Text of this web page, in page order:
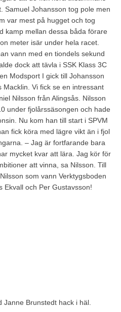
Samuel Johansson tog pole men
var mest på hugget och tog
kamp mellan dessa båda förare
meter isär under hela racet.
vann med en tiondels sekund
dock att tävla i SSK Klass 3C
Modsport I gick till Johansson
Vi fick se en intressant
Nilsson från Alingsås. Nilsson
under fjolårssäsongen och hade
Nu kom han till start i SPVM
fick köra med lägre vikt än i fjol
– Jag är fortfarande bara
mycket kvar att lära. Jag kör för
att vinna, sa Nilsson. Till
som vann Verktygsboden
Ekvall och Per Gustavsson!
Janne Brunstedt hack i häl.